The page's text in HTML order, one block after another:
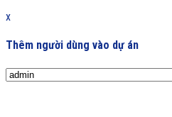
x
Thêm người dùng vào dự án